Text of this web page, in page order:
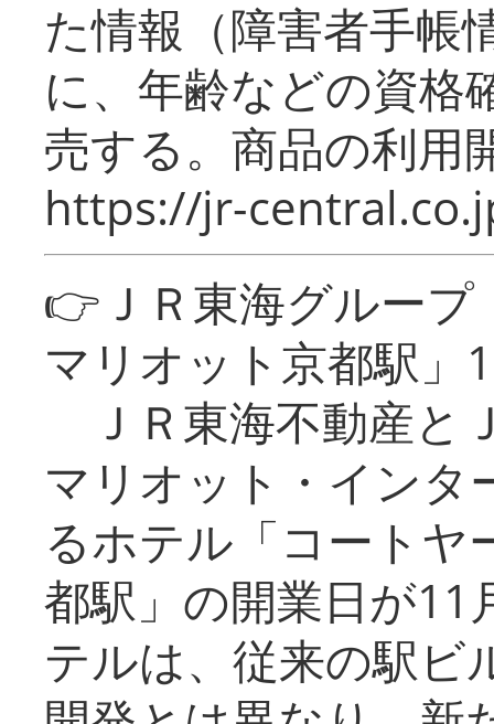
た情報（障害者手帳
に、年齢などの資格
売する。商品の利用
https://jr-
👉ＪＲ東海グルー
マリオット京都駅」
ＪＲ東海不動産と
マリオット・インタ
るホテル「コートヤ
都駅」の開業日が11
テルは、従来の駅ビ